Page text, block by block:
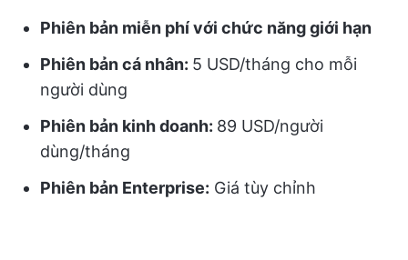
Phiên bản miễn phí với chức năng giới hạn
Phiên bản cá nhân: 5 USD/tháng cho mỗi
người dùng
Phiên bản kinh doanh: 89 USD/người
dùng/tháng
Phiên bản Enterprise: Giá tùy chỉnh